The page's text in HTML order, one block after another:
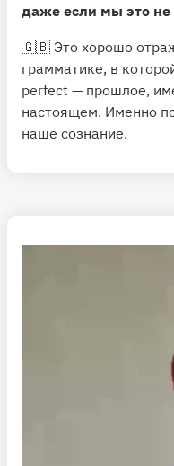
даже если мы это не
🇬🇧 Это хорошо
грамматике, в
perfect — прошлое,
настоящем. Именно
наше сознание.